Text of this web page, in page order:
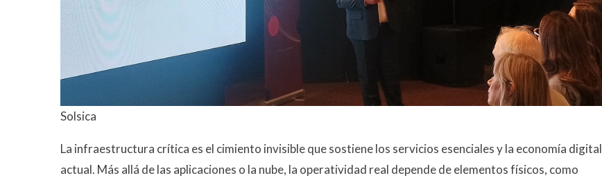
Solsica
La infraestructura crítica es el cimiento invisible que sostiene los servicios esenciales y la economía digital
actual. Más allá de las aplicaciones o la nube, la operatividad real depende de elementos físicos, como